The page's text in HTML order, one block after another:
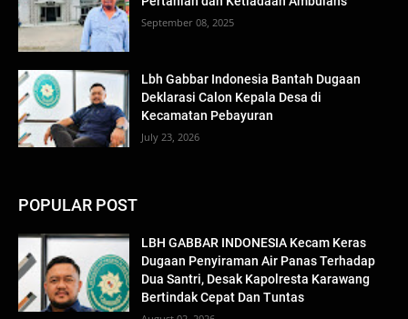
September 08, 2025
Lbh Gabbar Indonesia Bantah Dugaan
Deklarasi Calon Kepala Desa di
Kecamatan Pebayuran
July 23, 2026
POPULAR POST
LBH GABBAR INDONESIA Kecam Keras
Dugaan Penyiraman Air Panas Terhadap
Dua Santri, Desak Kapolresta Karawang
Bertindak Cepat Dan Tuntas